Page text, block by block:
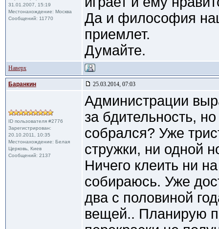
31.01.2007, 15:19
Местонахождение: Москва
Сообщений: 11770
Да и философия
приемлет.
Думайте.
Наверх
Баранкин 25.03.2014, 07:03
ID пользователя #2776
Зарегистрирован:
20.10.2011, 10:35
Местонахождение: Белая
Церковь, Киев
Сообщений: 2137
Администрации
за бдительность,
собрался? Уже
стружки, ни одной
Ничего клеить ни
собираюсь. Уже
два с половиной
вещей.. Планирую